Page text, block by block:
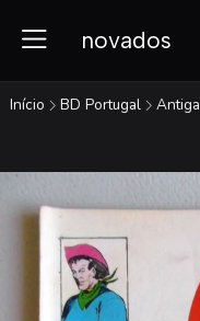
novados
Início BD Portugal Antiga